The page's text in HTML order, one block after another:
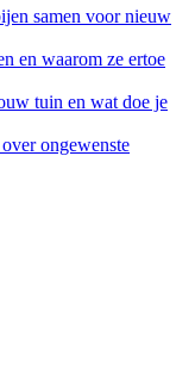
samen voor nieuw
en waarom ze ertoe
tuin en wat doe je
ongewenste